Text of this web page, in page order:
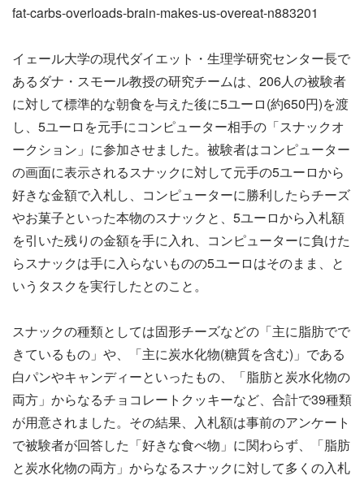
fat-carbs-overloads-brain-makes-us-overeat-n883201
イェール大学の現代ダイエット・生理学研究センター長で
あるダナ・スモール教授の研究チームは、206人の被験者
に対して標準的な朝食を与えた後に5ユーロ(約650円)を渡
し、5ユーロを元手にコンピューター相手の「スナックオ
ークション」に参加させました。被験者はコンピューター
の画面に表示されるスナックに対して元手の5ユーロから
好きな金額で入札し、コンピューターに勝利したらチーズ
やお菓子といった本物のスナックと、5ユーロから入札額
を引いた残りの金額を手に入れ、コンピューターに負けた
らスナックは手に入らないものの5ユーロはそのまま、と
いうタスクを実行したとのこと。
スナックの種類としては固形チーズなどの「主に脂肪でで
きているもの」や、「主に炭水化物(糖質を含む)」である
白パンやキャンディーといったもの、「脂肪と炭水化物の
両方」からなるチョコレートクッキーなど、合計で39種類
が用意されました。その結果、入札額は事前のアンケート
で被験者が回答した「好きな食べ物」に関わらず、「脂肪
と炭水化物の両方」からなるスナックに対して多くの入札